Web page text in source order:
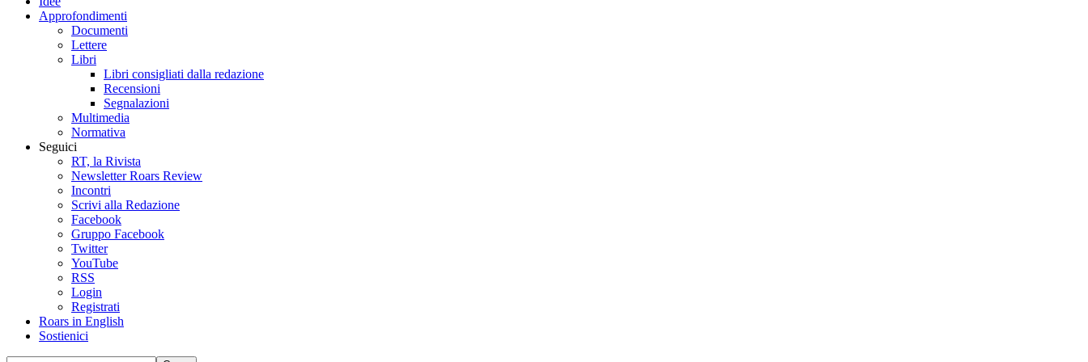
Approfondimenti
Documenti
Lettere
Libri
Libri consigliati dalla redazione
Recensioni
Segnalazioni
Multimedia
Normativa
Seguici
RT, la Rivista
Newsletter Roars Review
Incontri
Scrivi alla Redazione
Facebook
Gruppo Facebook
Twitter
YouTube
RSS
Login
Registrati
Roars in English
Sostienici